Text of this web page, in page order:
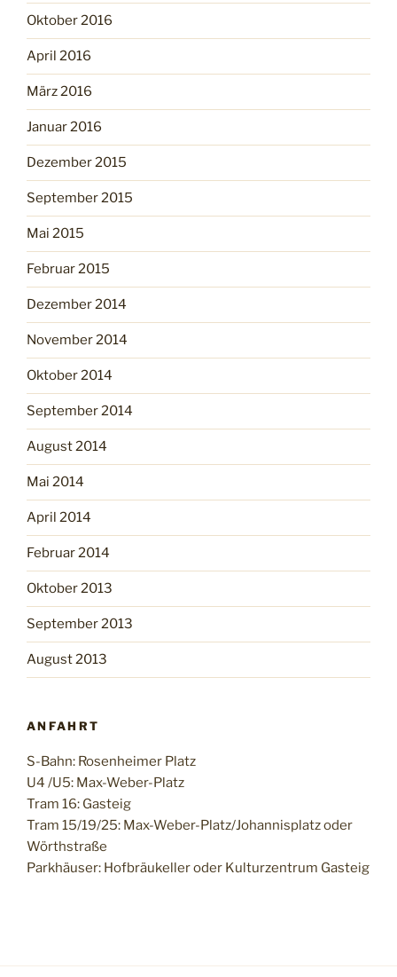
Oktober 2016
April 2016
März 2016
Januar 2016
Dezember 2015
September 2015
Mai 2015
Februar 2015
Dezember 2014
November 2014
Oktober 2014
September 2014
August 2014
Mai 2014
April 2014
Februar 2014
Oktober 2013
September 2013
August 2013
ANFAHRT
S-Bahn: Rosenheimer Platz
U4 /U5: Max-Weber-Platz
Tram 16: Gasteig
Tram 15/19/25: Max-Weber-Platz/Johannisplatz oder
Wörthstraße
Parkhäuser: Hofbräukeller oder Kulturzentrum Gasteig